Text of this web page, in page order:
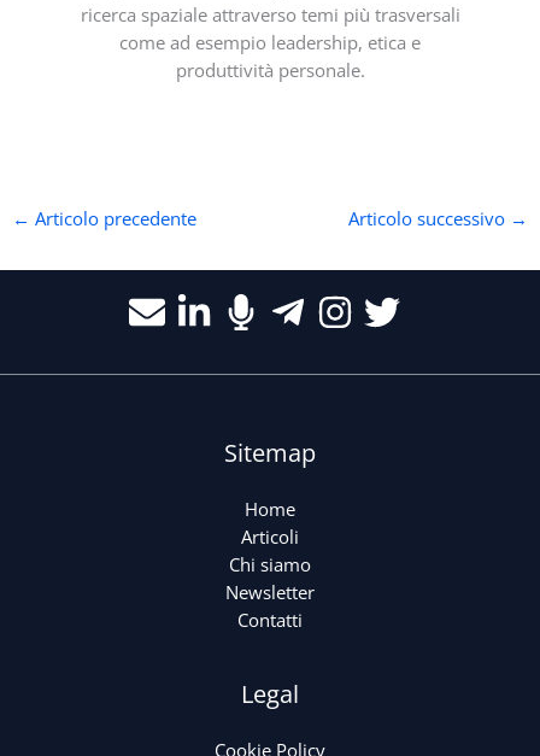
ricerca spaziale attraverso temi più trasversali
come ad esempio leadership, etica e
produttività personale.
← Articolo precedente Articolo successivo →
Sitemap
Home
Articoli
Chi siamo
Newsletter
Contatti
Legal
Cookie Policy